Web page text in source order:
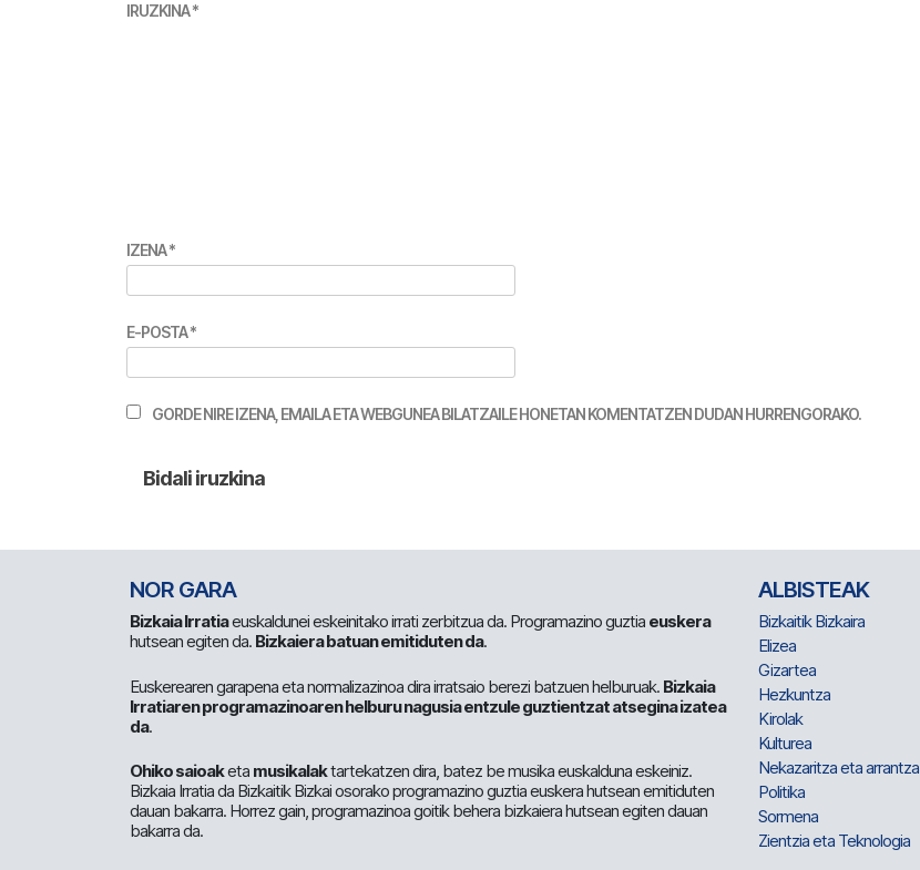
IRUZKINA*
IZENA*
E-POSTA*
GORDE NIRE IZENA, EMAILA ETA WEBGUNEA BILATZAILE HONETAN KOMENTATZEN DUDAN HURRENGORAKO.
NOR GARA
Bizkaia Irratiaeuskaldunei eskeinitako irrati zerbitzua da. Programazino guztia euskera
hutsean egiten da. Bizkaiera batuan emitiduten da.
Euskerearen garapena eta normalizazinoa dira irratsaio berezi batzuen helburuak. Bizkaia
Irratiaren programazinoaren helburu nagusia entzule guztientzat atsegina izatea
da.
Ohiko saioaketa musikalaktartekatzen dira, batez be musika euskalduna eskeiniz.
Bizkaia Irratia da Bizkaitik Bizkai osorako programazino guztia euskera hutsean emitiduten
dauan bakarra. Horrez gain, programazinoa goitik behera bizkaiera hutsean egiten dauan
bakarra da.
ALBISTEAK
Bizkaitik Bizkaira
Elizea
Gizartea
Hezkuntza
Kirolak
Kulturea
Nekazaritza eta arrantza
Politika
Sormena
Zientzia eta Teknologia